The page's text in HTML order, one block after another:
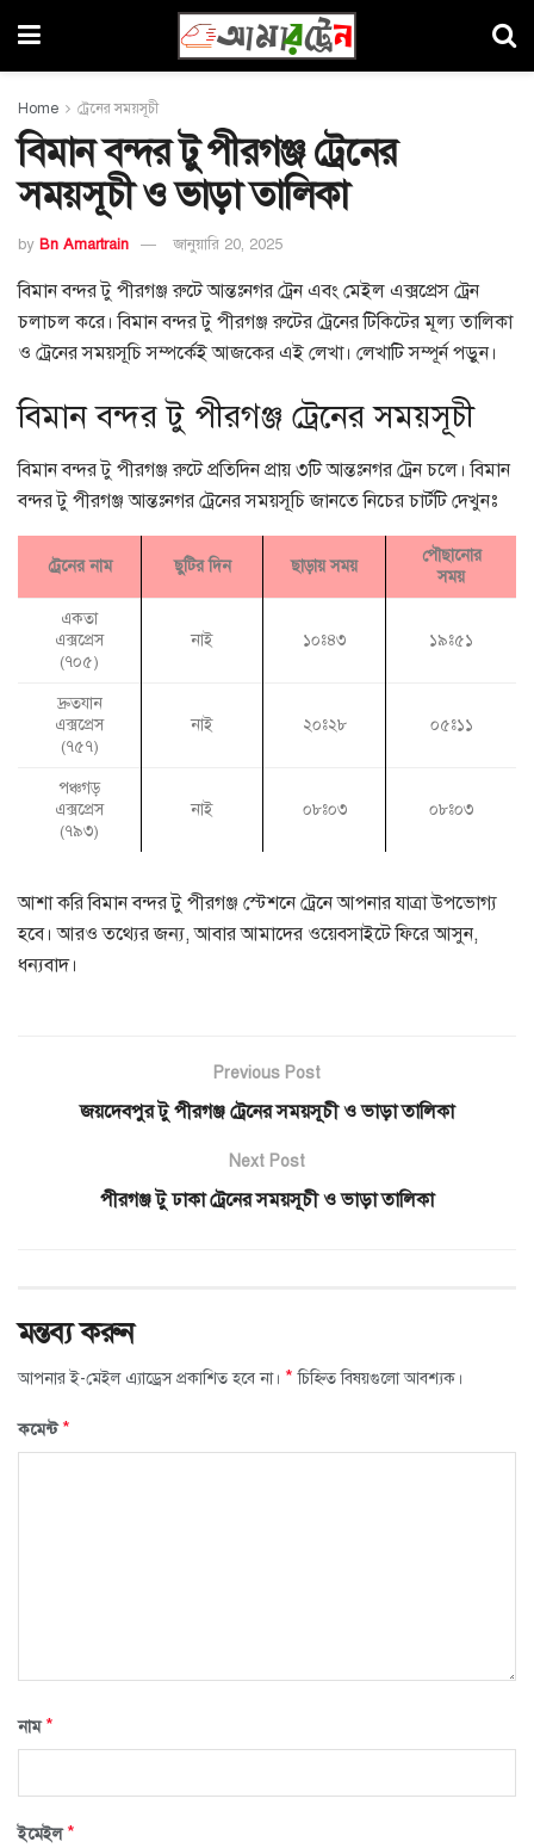
Home ট্রেনের সময়সূচী
বিমান বন্দর টু পীরগঞ্জ ট্রেনের
সময়সূচী ও ভাড়া তালিকা
by Bn Amartrain জানুয়ারি 20, 2025
বিমান বন্দর টু পীরগঞ্জ রুটে আন্তঃনগর ট্রেন এবং মেইল এক্সপ্রেস ট্রেন
চলাচল করে। বিমান বন্দর টু পীরগঞ্জ রুটের ট্রেনের টিকিটের মূল্য তালিকা
ও ট্রেনের সময়সূচি সম্পর্কেই আজকের এই লেখা। লেখাটি সম্পূর্ন পড়ুন।
বিমান বন্দর টু পীরগঞ্জ ট্রেনের সময়সূচী
বিমান বন্দর টু পীরগঞ্জ রুটে প্রতিদিন প্রায় ৩টি আন্তঃনগর ট্রেন চলে। বিমান
বন্দর টু পীরগঞ্জ আন্তঃনগর ট্রেনের সময়সূচি জানতে নিচের চার্টটি দেখুনঃ
ট্রেনের নাম ছুটির দিন ছাড়ায় সময়
পৌছানোর
সময়
একতা
এক্সপ্রেস
(৭০৫)
নাই ১০ঃ৪৩ ১৯ঃ৫১
দ্রুতযান
এক্সপ্রেস
(৭৫৭)
নাই ২০ঃ২৮ ০৫ঃ১১
পঞ্চগড়
এক্সপ্রেস
(৭৯৩)
নাই ০৮ঃ০৩ ০৮ঃ০৩
আশা করি বিমান বন্দর টু পীরগঞ্জ স্টেশনে ট্রেনে আপনার যাত্রা উপভোগ্য
হবে। আরও তথ্যের জন্য, আবার আমাদের ওয়েবসাইটে ফিরে আসুন,
ধন্যবাদ।
Previous Post
জয়দেবপুর টু পীরগঞ্জ ট্রেনের সময়সূচী ও ভাড়া তালিকা
Next Post
পীরগঞ্জ টু ঢাকা ট্রেনের সময়সূচী ও ভাড়া তালিকা
মন্তব্য করুন
আপনার ই-মেইল এ্যাড্রেস প্রকাশিত হবে না। * চিহ্নিত বিষয়গুলো আবশ্যক।
কমেন্ট*
নাম*
ইমেইল*